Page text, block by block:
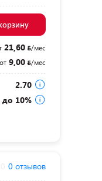
21,60
/мес
от9,00 /мес
2.70
до 10%
0 отзывов